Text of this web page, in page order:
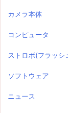
カメラ本体
コンピュータ
ストロボ(フラッシ
ソフトウェア
ニュース